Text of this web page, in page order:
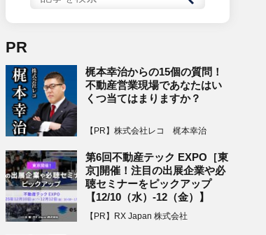
PR
梶本幸治からの15個の質問！
不動産営業現場であなたはい
くつ当てはまりますか？
【PR】株式会社レコ 梶本幸治
第6回不動産テック EXPO［東
京]開催！注目の出展企業や必
聴セミナーをピックアップ
【12/10（水）-12（金）】
【PR】RX Japan 株式会社